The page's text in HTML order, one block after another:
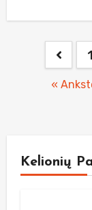
Posts
1
«
Kelionių